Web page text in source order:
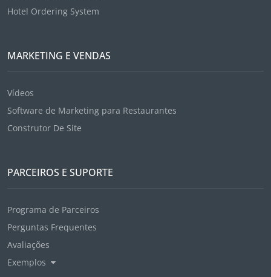
Hotel Ordering System
MARKETING E VENDAS
Vídeos
Software de Marketing para Restaurantes
Construtor De Site
PARCEIROS E SUPORTE
Programa de Parceiros
Perguntas Frequentes
Avaliações
Exemplos